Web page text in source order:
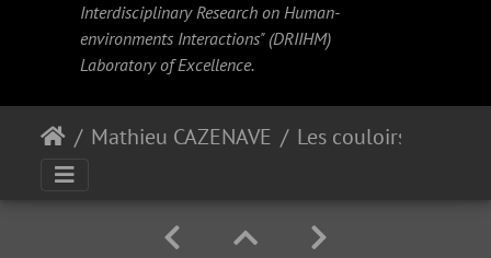
Interdisciplinary Research on Human-
environments Interactions" (DRIIHM)
Laboratory of Excellence.
Mathieu CAZENAVE